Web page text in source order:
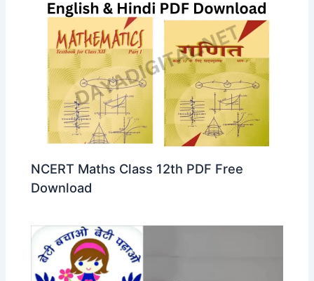
NCERT Maths Class 12th PDF Free
Download